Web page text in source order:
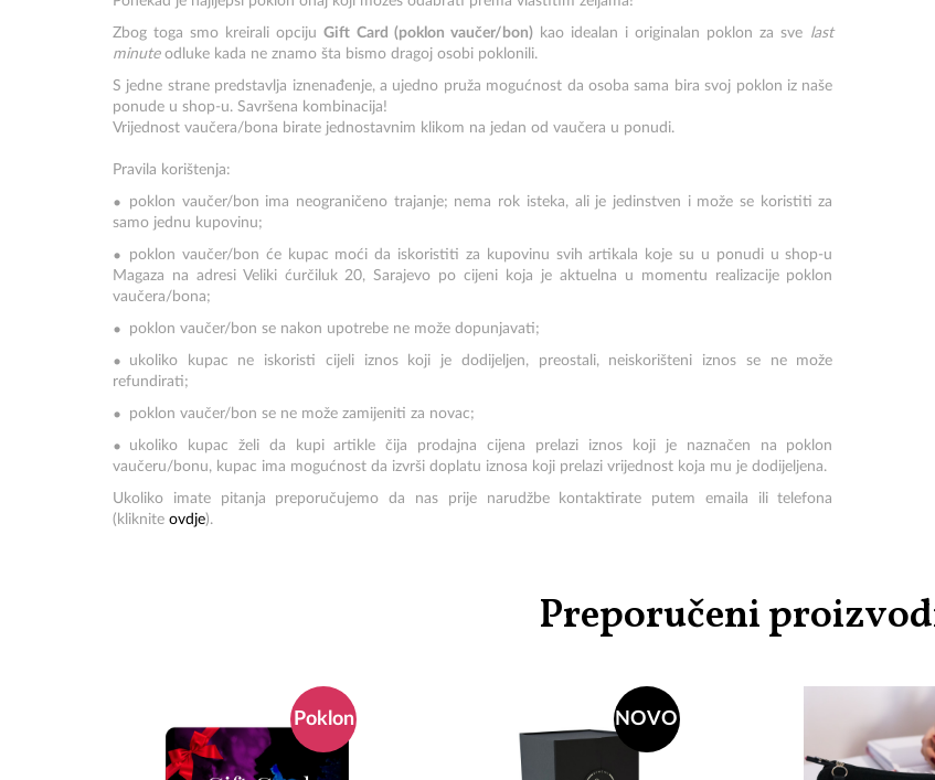
Zbog toga smo kreirali opciju Gift Card (poklon vaučer/bon) kao idealan i originalan poklon za sve last
minute odluke kada ne znamo šta bismo dragoj osobi poklonili.
S jedne strane predstavlja iznenađenje, a ujedno pruža mogućnost da osoba sama bira svoj poklon iz naše
ponude u shop-u. Savršena kombinacija!
Vrijednost vaučera/bona birate jednostavnim klikom na jedan od vaučera u ponudi.
Pravila korištenja:
poklon vaučer/bon ima neograničeno trajanje; nema rok isteka, ali je jedinstven i može se koristiti za
samo jednu kupovinu;
poklon vaučer/bon će kupac moći da iskoristiti za kupovinu svih artikala koje su u ponudi u shop-u
Magaza na adresi Veliki ćurčiluk 20, Sarajevo po cijeni koja je aktuelna u momentu realizacije poklon
vaučera/bona;
poklon vaučer/bon se nakon upotrebe ne može dopunjavati;
ukoliko kupac ne iskoristi cijeli iznos koji je dodijeljen, preostali, neiskorišteni iznos se ne može
refundirati;
poklon vaučer/bon se ne može zamijeniti za novac;
ukoliko kupac želi da kupi artikle čija prodajna cijena prelazi iznos koji je naznačen na poklon
vaučeru/bonu, kupac ima mogućnost da izvrši doplatu iznosa koji prelazi vrijednost koja mu je dodijeljena.
Ukoliko imate pitanja preporučujemo da nas prije narudžbe kontaktirate putem emaila ili telefona
(kliknite ovdje).
Preporučeni
Poklon NOVO